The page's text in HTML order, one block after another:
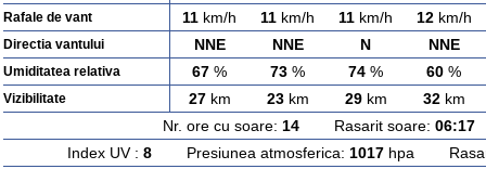
Rafale de vant 11 km/h 11 km/h 11 km/h 12km/h
Directia vantului NNE NNE N NNE
Umiditatea relativa 67 % 73 % 74 % 60 %
Vizibilitate 27km 23km 29km 32km
Nr. ore cu soare: 14Rasarit soare: 06:17
Index UV : 8Presiunea atmosferica: 1017hpa